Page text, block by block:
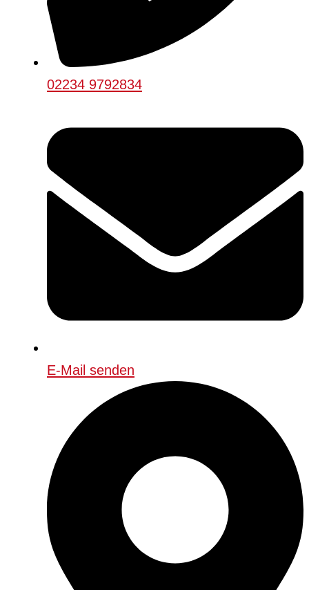
02234 9792834
E-Mail senden